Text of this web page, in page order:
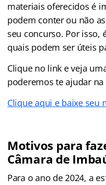
materiais oferecidos é
podem conter ou não
seu concurso. Por isso,
quais podem ser úteis
Clique no link e veja
poderemos te ajudar na
Clique aqui e baixe seu
Motivos para
Câmara de
Para o ano de 2024, a